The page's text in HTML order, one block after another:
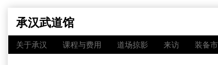
content
承汉武道馆
关于承汉 课程与费用 道场掠影 来访 装备